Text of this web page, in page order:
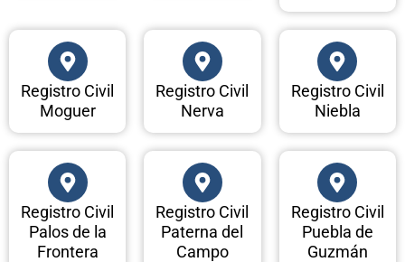
Registro Civil
Moguer
Registro Civil
Nerva
Registro Civil
Niebla
Registro Civil
Palos de la
Frontera
Registro Civil
Paterna del
Campo
Registro Civil
Puebla de
Guzmán